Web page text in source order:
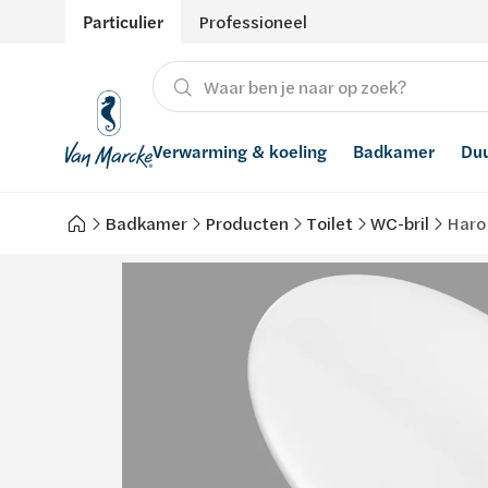
Particulier Professioneel
Verwarming & koeling
Verwarming
Badkamer
Producten
Badkamers met richtprijs
Hernieuwbare energie
Regenwaterrecuperatie
Waterontharders
Badkamer Producten Toilet WC-bril